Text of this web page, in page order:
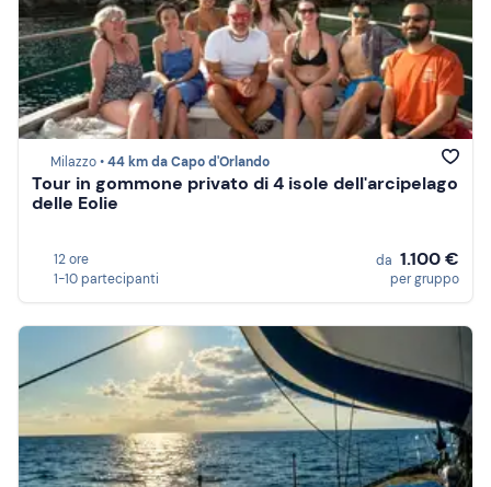
Milazzo •44 km da Capo d'Orlando
Tour in gommone privato di 4 isole dell'arcipelago
delle Eolie
12 ore
1-10 partecipanti
da 1.100 €
per gruppo